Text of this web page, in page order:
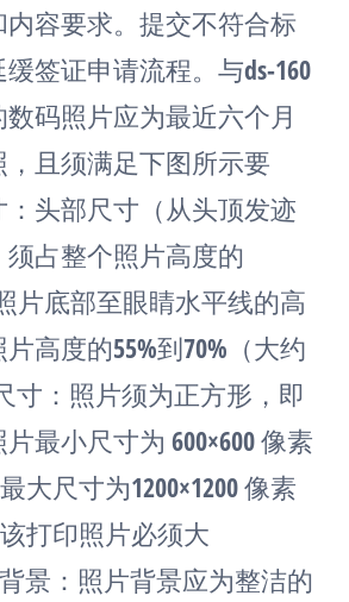
容要求。提交不符合标
签证申请流程。与ds-160
码照片应为最近六个月
且须满足下图所示要
头部尺寸（从头顶发迹
占整个照片高度的
片底部至眼睛水平线的高
高度的55%到70%（大约
寸：照片须为正方形，即
最小尺寸为 600×600 像素
大尺寸为1200×1200 像素
该打印照片必须大
景：照片背景应为整洁的